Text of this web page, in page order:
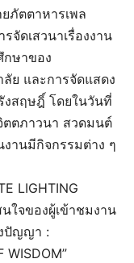
ภัตตาหารเพล
จัดเสวนาเรื่องงาน
กษาของ
ย และการจัดแสดง
งสฤษฎิ์ โดยในวันที่
ตตภาวนา สวดมนต์
านมีกิจกรรมต่าง ๆ
LIGHTING
ใจของผู้เข้าชมงาน
ปัญญา :
WISDOM”